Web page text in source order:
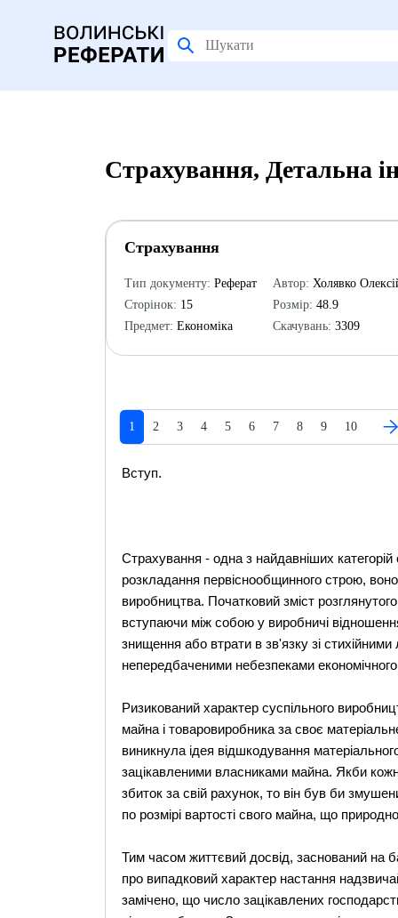
Страхування, Детальна
Страхування
Тип документу: Реферат
Сторінок: 15
Предмет: Економіка
Автор: Холявко
Розмір: 48.9
Скачувань: 3309
1 2 3 4 5 6 7 8 9 10
Вступ.
Страхування - одна з найдавніших
розкладання первіснообщинного строю,
виробництва. Початковий зміст
вступаючи між собою у виробничі
знищення або втрати в зв'язку зі
непередбаченими небезпеками
Ризикований характер суспільного
майна і товаровиробника за своє
виникнула ідея відшкодування
зацікавленими власниками майна. Якби
збиток за свій рахунок, то він був би
по розмірі вартості свого майна, що
Тим часом життєвий досвід, заснований на
про випадковий характер настання
замічено, що число зацікавлених